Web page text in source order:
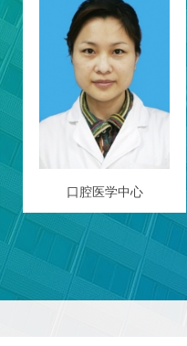
口腔医学中心